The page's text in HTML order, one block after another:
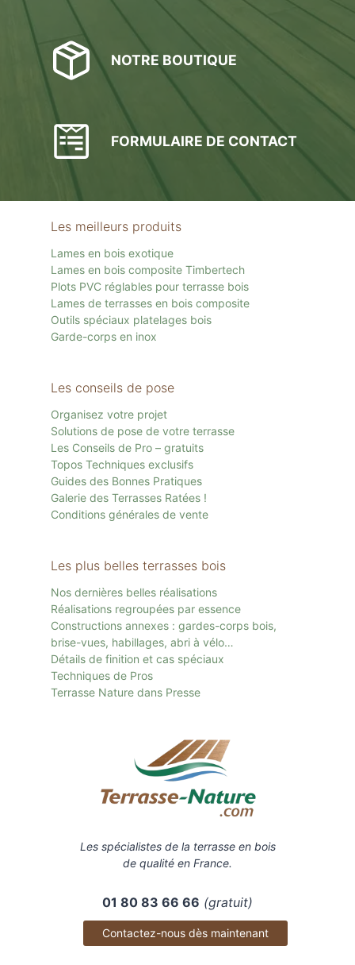
NOTRE BOUTIQUE
FORMULAIRE DE CONTACT
Les meilleurs produits
Lames en bois exotique
Lames en bois composite Timbertech
Plots PVC réglables pour terrasse bois
Lames de terrasses en bois composite
Outils spéciaux platelages bois
Garde-corps en inox
Les conseils de pose
Organisez votre projet
Solutions de pose de votre terrasse
Les Conseils de Pro – gratuits
Topos Techniques exclusifs
Guides des Bonnes Pratiques
Galerie des Terrasses Ratées !
Conditions générales de vente
Les plus belles terrasses bois
Nos dernières belles réalisations
Réalisations regroupées par essence
Constructions annexes : gardes-corps bois,
brise-vues, habillages, abri à vélo…
Détails de finition et cas spéciaux
Techniques de Pros
Terrasse Nature dans Presse
Les spécialistes de la terrasse en bois
de qualité en France.
01 80 83 66 66 (gratuit)
Contactez-nous dès maintenant